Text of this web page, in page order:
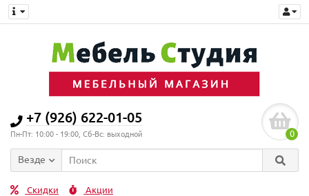
+7 (926) 622-01-05
Пн-Пт: 10:00 - 19:00, Сб-Вс: выходной 0
Везде
Скидки Акции